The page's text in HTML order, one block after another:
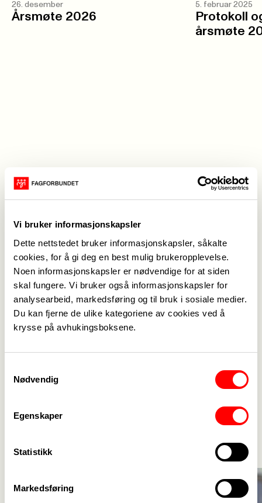
Vi bruker informasjonskapsler
Dette nettstedet bruker informasjonskapsler, såkalte
cookies, for å gi deg en best mulig brukeropplevelse.
Noen informasjonskapsler er nødvendige for at siden
skal fungere. Vi bruker også informasjonskapsler for
analysearbeid, markedsføring og til bruk i sosiale medier.
Du kan fjerne de ulike kategoriene av cookies ved å
krysse på avhukingsboksene.
Nødvendig
Egenskaper
Statistikk
Markedsføring
26. desember
Årsmøte 2026
5. februar 2025
Protokoll
årsmøte
Aktuelt